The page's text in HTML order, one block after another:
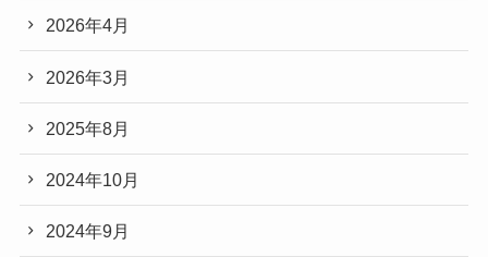
2026年4月
2026年3月
2025年8月
2024年10月
2024年9月